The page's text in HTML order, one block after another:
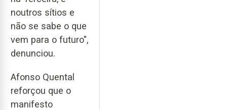
noutros sítios e
não se sabe o que
vem para o futuro",
denunciou.
Afonso Quental
reforçou que o
manifesto